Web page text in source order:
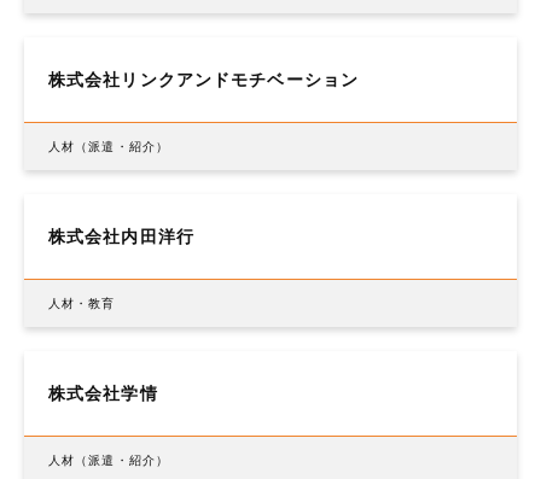
株式会社リンクアンドモチベーション
人材（派遣・紹介）
株式会社内田洋行
人材・教育
株式会社学情
人材（派遣・紹介）